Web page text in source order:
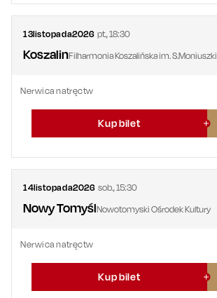
13listopada2026 pt.,18:30
KoszalinFilharmonia Koszalińska im. S.Moniuszki
Nerwica natręctw
Kup bilet
14listopada2026 sob.,15:30
Nowy TomyślNowotomyski Ośrodek Kultury
Nerwica natręctw
Kup bilet